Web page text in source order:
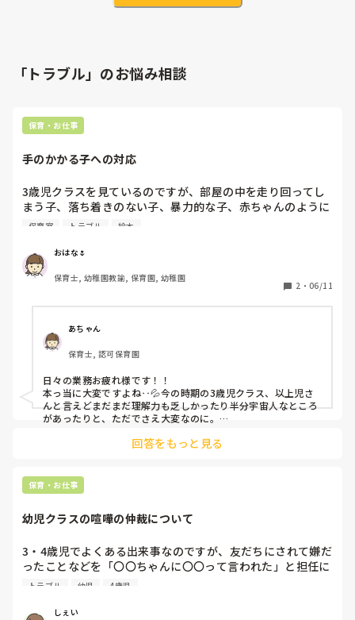
「トラブル」のお悩み相談
保育・お仕事
手のかかる子への対応
3歳児クラスを見ているのですが、部屋の中を走り回ってし
まう子、落ち着きのない子、暴力的な子、赤ちゃんのように
幼い子等手のかかる子が7人ほどいてなかなか落ち着きませ
お利口な子はそんな中でもしっかりお話を聞いてくれて助か
っているのですが、手のかかる子が多すぎます…。
担任(固定)＋補助の先生で20人ほどを見ているのですが毎日
落ち着きのない子、悪いことを楽しんでやる子にはどう対応
したら良いですか？
裏では悪口を言われているのが分かるので本当に辛い。今す
ぐにでも辞めたいくらいです。
保育室 トラブル 絵本
おはな🌷
保育士, 幼稚園教諭, 保育園, 幼稚園
2 ・ 06/11
あちゃん
保育士, 認可保育園
日々の業務お疲れ様です！！
本っ当に大変ですよね‥💦今の時期の3歳児クラス、以上児さ
んと言えどまだまだ理解力も乏しかったり半分宇宙人なところ
があったりと、ただでさえ大変なのに。
2人じゃ到底足りないですよね！！
りますが本当に大変です。特に、手が出てしまいトラブルに繋
がる子や落ち着きのない子などは主任の先生が数人連れ出して
やはり別の空間に一時的でも連れてそこで過ごす時間があるほ
ような気がします。
それと、逃げ回ったり部屋をうろついたりする子には「向こう
で待ってるね」など声掛けをし、一切追いかけず遠くから危険
のないように見守る方がいいそうです。そのうち帰ってくるの
私自身も7人程、特性のある子達がいるクラスを持っているの
回答をもっと見る
保育・お仕事
幼児クラスの喧嘩の仲裁について
3・4歳児でよくある出来事なのですが、友だちにされて嫌だ
ったことなどを「〇〇ちゃんに〇〇って言われた」と担任に
伝えにくる姿が見られます。
いた上で仲介をしたいのですが、他の所でもトラブルが起こ
トラブル 幼児 4歳児
しぇい